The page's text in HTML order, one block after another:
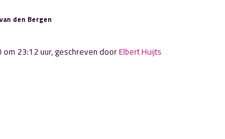
den Bergen
23:12 uur, geschreven doorElbert Huijts